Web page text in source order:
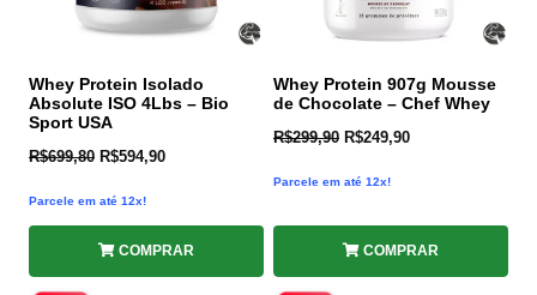
Whey Protein Isolado
Absolute ISO 4Lbs – Bio
Sport USA
R$699,80 R$594,90
Parcele em até 12x!
COMPRAR
Whey Protein 907g Mousse
de Chocolate – Chef Whey
R$299,90 R$249,90
Parcele em até 12x!
COMPRAR